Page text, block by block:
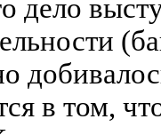
дело
в том,